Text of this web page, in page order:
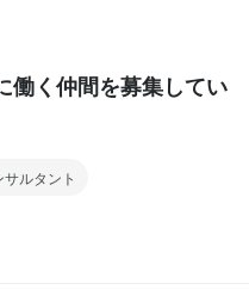
働く仲間を募集してい
サルタント